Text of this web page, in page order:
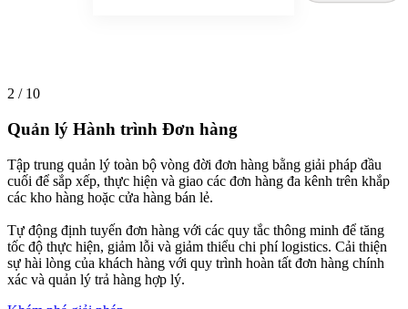
2 / 10
Quản lý Hành trình Đơn hàng
Tập trung quản lý toàn bộ vòng đời đơn hàng bằng giải pháp đầu
cuối để sắp xếp, thực hiện và giao các đơn hàng đa kênh trên khắp
các kho hàng hoặc cửa hàng bán lẻ.
Tự động định tuyến đơn hàng với các quy tắc thông minh để tăng
tốc độ thực hiện, giảm lỗi và giảm thiểu chi phí logistics. Cải thiện
sự hài lòng của khách hàng với quy trình hoàn tất đơn hàng chính
xác và quản lý trả hàng hợp lý.